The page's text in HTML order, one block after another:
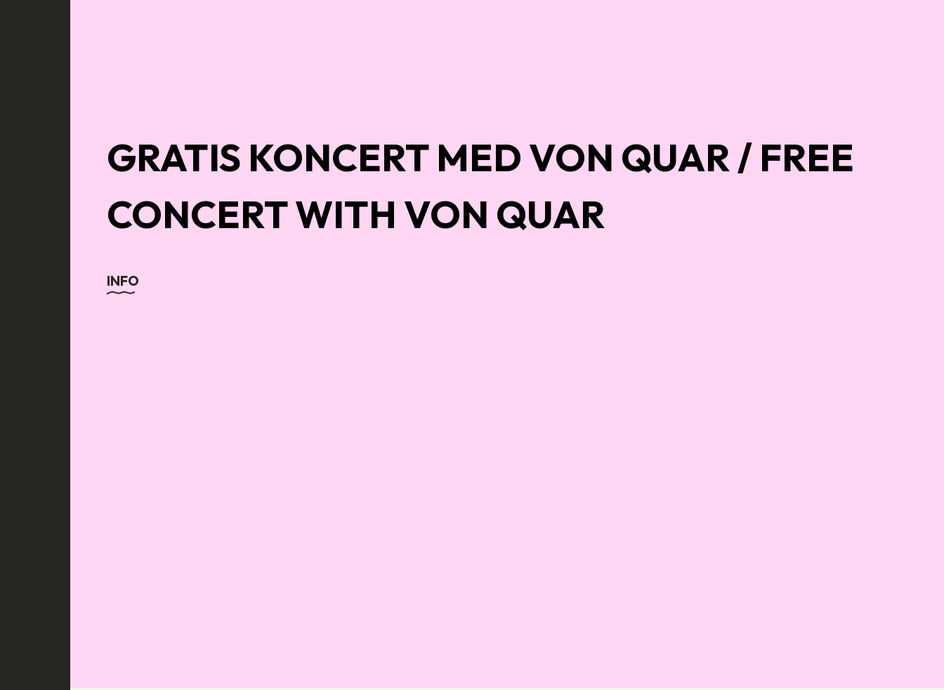
GRATIS KONCERT MED VON QUAR / FREE
CONCERT WITH VON QUAR
INFO